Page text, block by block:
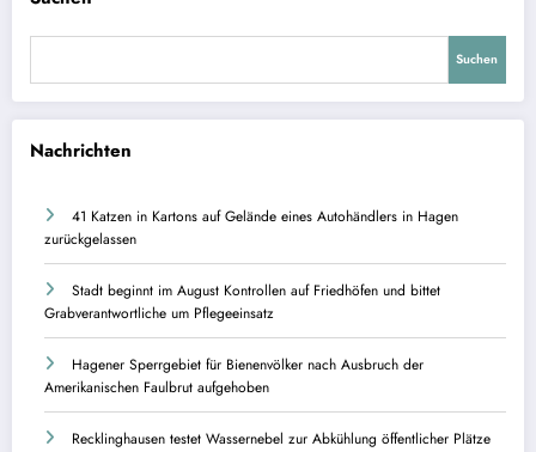
Suchen
Nachrichten
41 Katzen in Kartons auf Gelände eines Autohändlers in Hagen
zurückgelassen
Stadt beginnt im August Kontrollen auf Friedhöfen und bittet
Grabverantwortliche um Pflegeeinsatz
Hagener Sperrgebiet für Bienenvölker nach Ausbruch der
Amerikanischen Faulbrut aufgehoben
Recklinghausen testet Wassernebel zur Abkühlung öffentlicher Plätze